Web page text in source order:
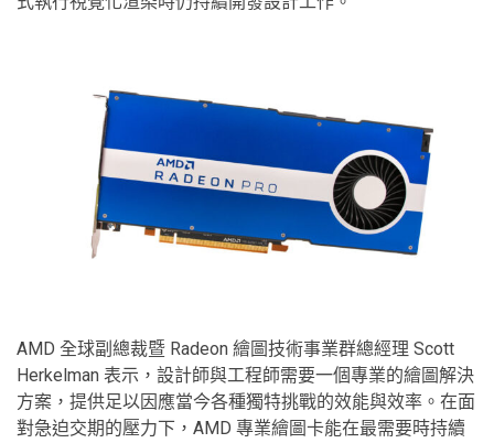
AMD 全球副總裁暨 Radeon 繪圖技術事業群總經理 Scott
Herkelman 表示，設計師與工程師需要一個專業的繪圖解決
方案，提供足以因應當今各種獨特挑戰的效能與效率。在面
對急迫交期的壓力下，AMD 專業繪圖卡能在最需要時持續